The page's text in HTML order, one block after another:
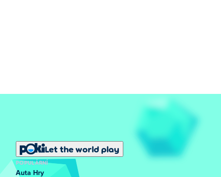
Let the world play
POPULÁRNÍ
Auta Hry